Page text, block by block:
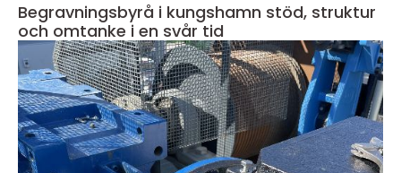
Begravningsbyrå i kungshamn stöd, struktur
och omtanke i en svår tid